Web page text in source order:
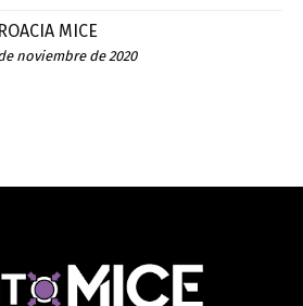
MICE
noviembre de 2020